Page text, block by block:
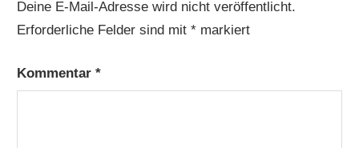
Deine E-Mail-Adresse wird nicht veröffentlicht.
Erforderliche Felder sind mit* markiert
Kommentar*